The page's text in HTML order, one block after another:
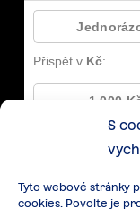
S
Tyto webové stránky
cookies. Povolte je